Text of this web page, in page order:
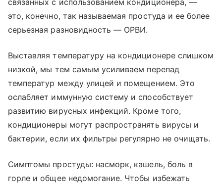
это, конечно, так называемая простуда и ее более
серьезная разновидность — ОРВИ.
Выставляя температуру на кондиционере слишком
низкой, мы тем самым усиливаем перепад
температур между улицей и помещением. Это
ослабляет иммунную систему и способствует
развитию вирусных инфекций. Кроме того,
кондиционеры могут распространять вирусы и
бактерии, если их фильтры регулярно не очищать.
Симптомы простуды: насморк, кашель, боль в
горле и общее недомогание. Чтобы избежать